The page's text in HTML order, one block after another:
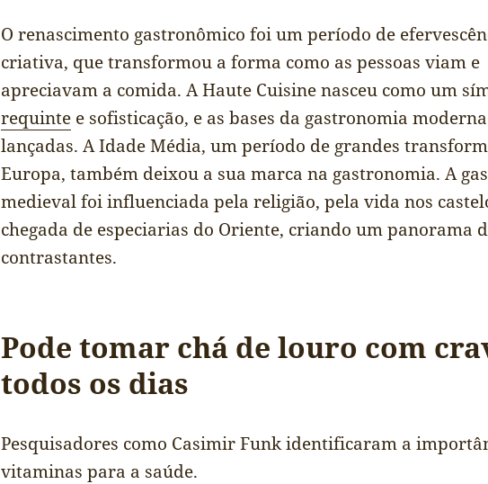
O renascimento gastronômico foi um período de
criativa, que transformou a forma como as pessoas viam e
apreciavam a comida. A Haute Cuisine nasceu como um
requinte e sofisticação, e as bases da gastronomia
lançadas. A Idade Média, um período de grandes
Europa, também deixou a sua marca na gastronomia. A
medieval foi influenciada pela religião, pela vida nos
chegada de especiarias do Oriente, criando um panorama
contrastantes.
Pode tomar chá de louro com
todos os dias
Pesquisadores como Casimir Funk identificaram a
vitaminas para a saúde.